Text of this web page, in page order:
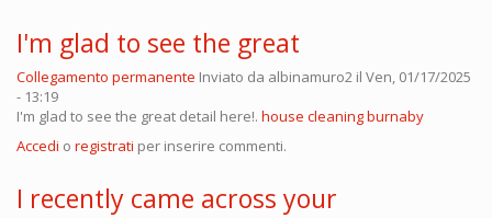
I'm glad to see the great
Collegamento permanente Inviato da albinamuro2 il Ven, 01/17/2025
- 13:19
I'm glad to see the great detail here!. house cleaning burnaby
Accedi o registrati per inserire commenti.
I recently came across your